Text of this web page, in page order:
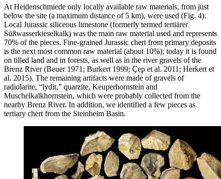
At Heidenschmiede only locally available raw materials, from just
below the site (a maximum distance of 5 km), were used (Fig. 4).
Local Jurassic siliceous limestone (formerly termed tertiärer
Süßwasserkieselkalk) was the main raw material used and represents
70% of the pieces. Fine-grained Jurassic chert from primary deposits
is the next most common raw material (about 10%); today it is found
on tilled land and in forests, as well as in the river gravels of the
Brenz River (Beuer 1971; Burkert 1999; Çep et al. 2011; Herkert et
al. 2015). The remaining artifacts were made of gravels of
radiolarite, “lydit,” quarzite, Keuperhornstein and
Muschelkalkhornstein, which were probably collected from the
nearby Brenz River. In addition, we identified a few pieces as
tertiary chert from the Steinheim Basin.